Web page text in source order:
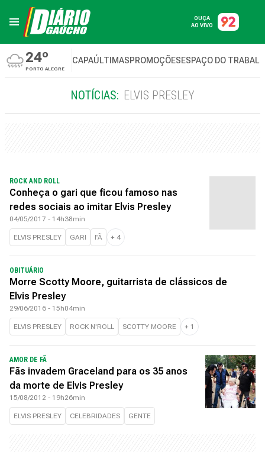
OUÇA
AO VIVO
24º
PORTO ALEGRE
CAPAÚLTIMASPROMOÇÕESESPAÇO DO
NOTÍCIAS: ELVIS PRESLEY
ROCK AND ROLL
Conheça o gari que ficou famoso nas
redes sociais ao imitar Elvis Presley
04/05/2017 - 14h38min
ELVIS PRESLEY GARI FÃ + 4
OBITUÁRIO
Morre Scotty Moore, guitarrista de clássicos de
Elvis Presley
29/06/2016 - 15h04min
ELVIS PRESLEY ROCK N'ROLL SCOTTY MOORE + 1
AMOR DE FÃ
Fãs invadem Graceland para os 35 anos
da morte de Elvis Presley
15/08/2012 - 19h26min
ELVIS PRESLEY CELEBRIDADES GENTE